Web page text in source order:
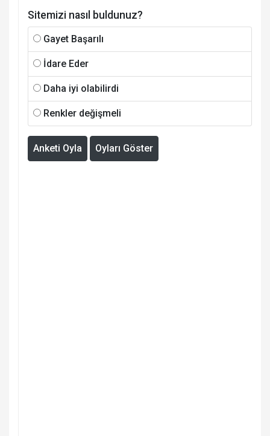
Sitemizi nasıl buldunuz?
Gayet Başarılı
İdare Eder
Daha iyi olabilirdi
Renkler değişmeli
Anketi Oyla Oyları Göster